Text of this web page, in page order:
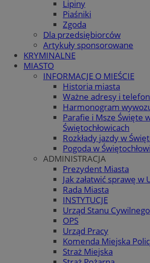
Lipiny
Piaśniki
Zgoda
Dla przedsiębiorców
Artykuły sponsorowane
KRYMINALNE
MIASTO
INFORMACJE O MIEŚCIE
Historia miasta
Ważne adresy i
Harmonogram
Parafie i Msze Święte
Świętochłowicach
Rozkłady jazdy w
Pogoda w
ADMINISTRACJA
Prezydent Miasta
Jak załatwić sprawę w
Rada Miasta
INSTYTUCJE
Urząd Stanu Cywilnego
OPS
Urząd Pracy
Komenda Miejska
Straż Miejska